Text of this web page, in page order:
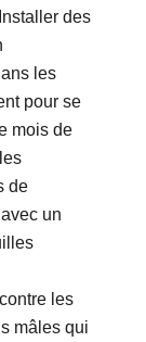
des
les
pour se
mois de
de
un
les
mâles qui